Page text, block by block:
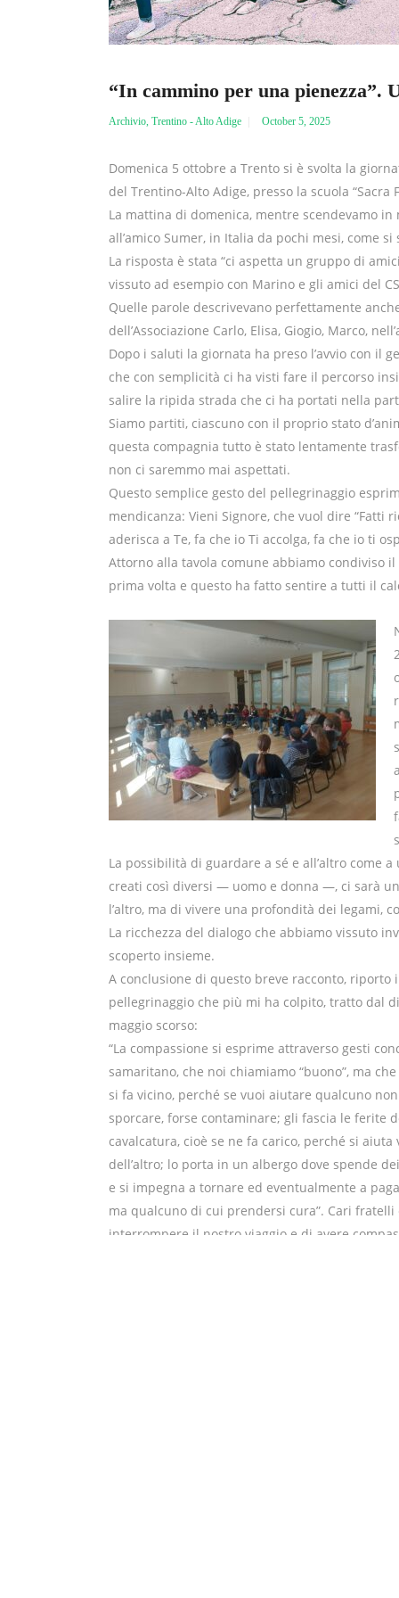
“In cammino per una pienezza”.
Archivio, Trentino - Alto Adige October 5, 2025
Domenica 5 ottobre a Trento si è svolta la
del Trentino-Alto Adige, presso la scuola
La mattina di domenica, mentre scendevamo
all’amico Sumer, in Italia da pochi mesi, come
La risposta è stata “ci aspetta un gruppo di
vissuto ad esempio con Marino e gli amici del
Quelle parole descrivevano perfettamente
dell’Associazione Carlo, Elisa, Giogio, Marco,
Dopo i saluti la giornata ha preso l’avvio con il
che con semplicità ci ha visti fare il percorso
salire la ripida strada che ci ha portati nella
Siamo partiti, ciascuno con il proprio stato
questa compagnia tutto è stato lentamente
non ci saremmo mai aspettati.
Questo semplice gesto del pellegrinaggio
mendicanza: Vieni Signore, che vuol dire “Fatti
aderisca a Te, fa che io Ti accolga, fa che io ti
Attorno alla tavola comune abbiamo condiviso
prima volta e questo ha fatto sentire a tutti il
La possibilità di guardare a sé e all’altro come
creati così diversi — uomo e donna —, ci sarà
l’altro, ma di vivere una profondità dei legami,
La ricchezza del dialogo che abbiamo vissuto
scoperto insieme.
A conclusione di questo breve racconto,
pellegrinaggio che più mi ha colpito, tratto dal
maggio scorso:
“La compassione si esprime attraverso gesti
samaritano, che noi chiamiamo “buono”, ma
si fa vicino, perché se vuoi aiutare qualcuno
sporcare, forse contaminare; gli fascia le ferite
cavalcatura, cioè se ne fa carico, perché si
dell’altro; lo porta in un albergo dove spende
e si impegna a tornare ed eventualmente a
ma qualcuno di cui prendersi cura”. Cari
interrompere il nostro viaggio e di avere